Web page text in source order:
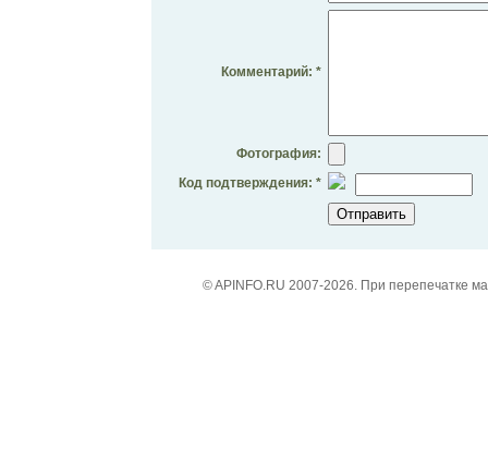
Комментарий: *
Фотография:
Код подтверждения: *
© APINFO.RU 2007-2026. При перепечатке